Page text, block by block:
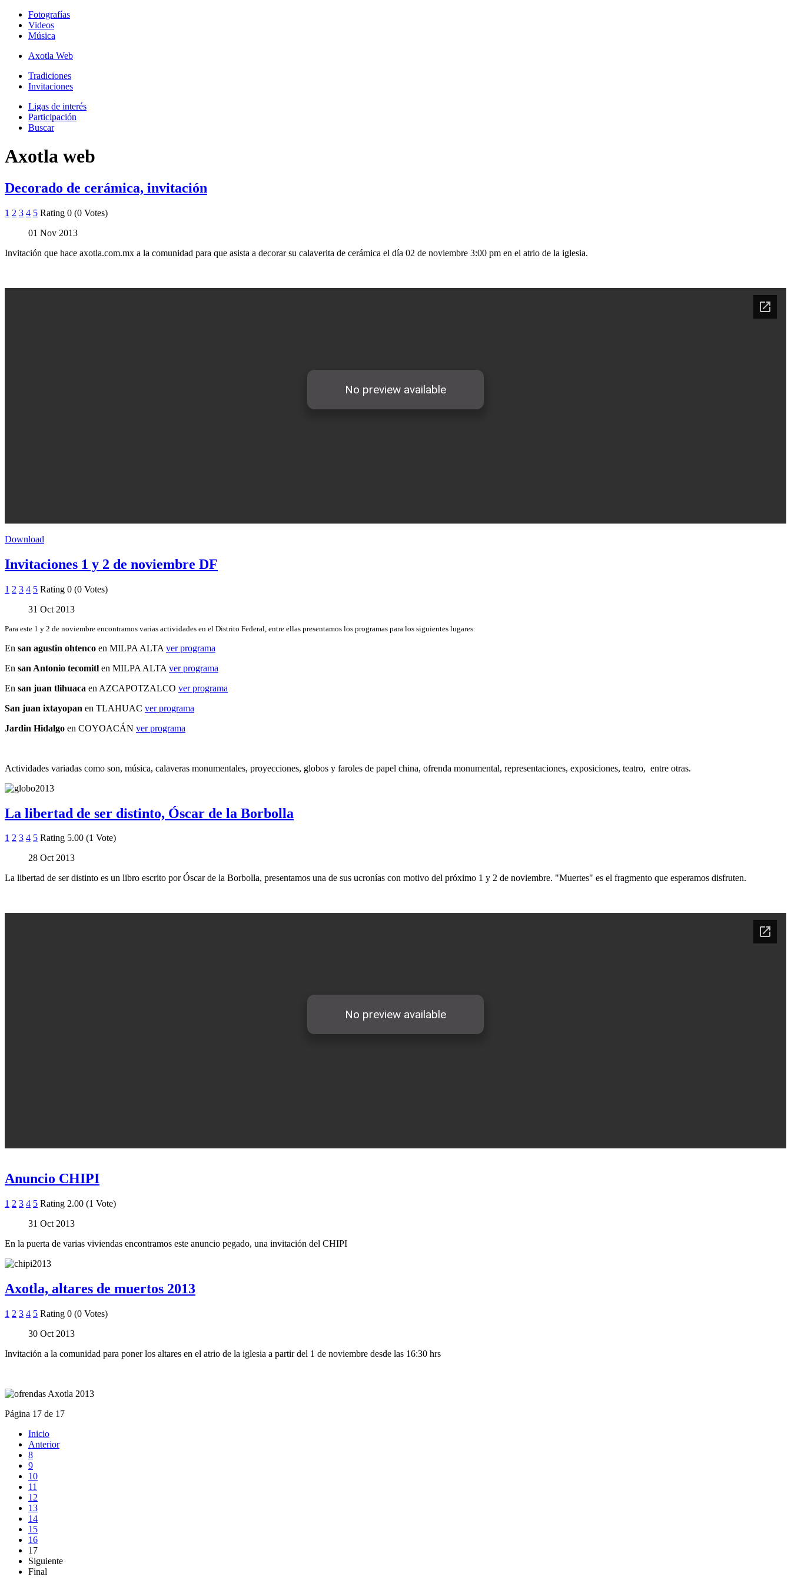
Fotografías
Videos
Música
Axotla Web
Tradiciones
Invitaciones
Ligas de interés
Participación
Buscar
Axotla web
Decorado de cerámica, invitación
1 2 3 4 5 Rating 0 (0 Votes)
01 Nov 2013
Invitación que hace axotla.com.mx a la comunidad para que asista a decorar su calaverita de cerámica el día 02 de noviembre 3:00 pm en el atrio de la iglesia.
Download
Invitaciones 1 y 2 de noviembre DF
1 2 3 4 5 Rating 0 (0 Votes)
31 Oct 2013
Para este 1 y 2 de noviembre encontramos varias actividades en el Distrito Federal, entre ellas presentamos los programas para los siguientes lugares:
En san agustin ohtenco en MILPA ALTA ver programa
En san Antonio tecomitl en MILPA ALTA ver programa
En san juan tlihuaca en AZCAPOTZALCO ver programa
San juan ixtayopan en TLAHUAC ver programa
Jardin Hidalgo en COYOACÁN ver programa
Actividades variadas como son, música, calaveras monumentales, proyecciones, globos y faroles de papel china, ofrenda monumental, representaciones, exposiciones, teatro, entre otras.
La libertad de ser distinto, Óscar de la Borbolla
1 2 3 4 5 Rating 5.00 (1 Vote)
28 Oct 2013
La libertad de ser distinto es un libro escrito por Óscar de la Borbolla, presentamos una de sus ucronías con motivo del próximo 1 y 2 de noviembre. "Muertes" es el fragmento que esperamos disfruten.
Anuncio CHIPI
1 2 3 4 5 Rating 2.00 (1 Vote)
31 Oct 2013
En la puerta de varias viviendas encontramos este anuncio pegado, una invitación del CHIPI
Axotla, altares de muertos 2013
1 2 3 4 5 Rating 0 (0 Votes)
30 Oct 2013
Invitación a la comunidad para poner los altares en el atrio de la iglesia a partir del 1 de noviembre desde las 16:30 hrs
Página 17 de 17
Inicio
Anterior
8
9
10
11
12
13
14
15
16
17
Siguiente
Final